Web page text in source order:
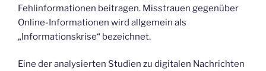
Fehlinformationen beitragen. Misstrauen gegenüber
Online-Informationen wird allgemein als
„Informationskrise“ bezeichnet.
Eine der analysierten Studien zu digitalen Nachrichten